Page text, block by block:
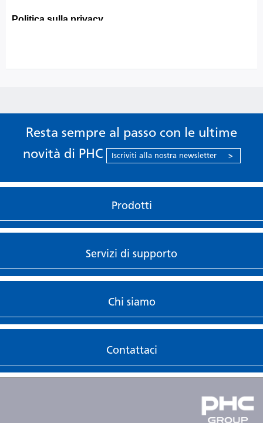
Resta sempre al passo con le ultime
novità di PHC
Iscriviti alla nostra newsletter >
Prodotti
Servizi di supporto
Chi siamo
Contattaci